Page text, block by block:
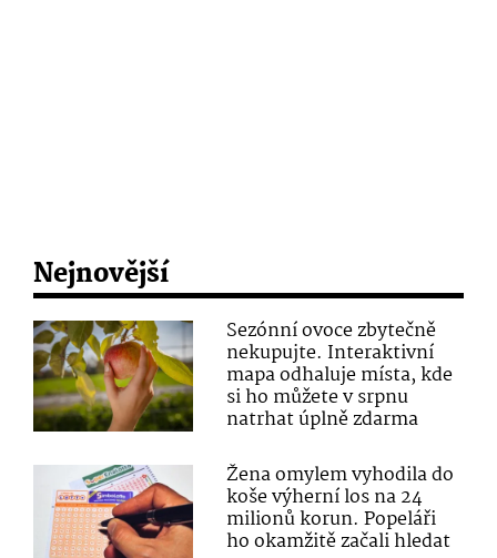
Nejnovější
Sezónní ovoce zbytečně
nekupujte. Interaktivní
mapa odhaluje místa, kde
si ho můžete v srpnu
natrhat úplně zdarma
Žena omylem vyhodila do
koše výherní los na 24
milionů korun. Popeláři
ho okamžitě začali hledat